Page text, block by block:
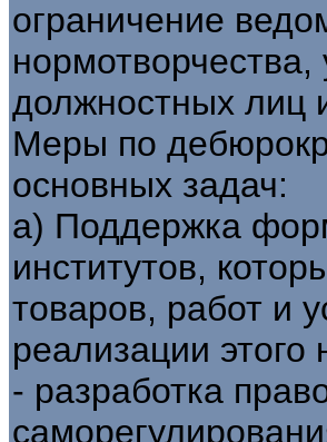
ограничение
должностных лиц
Меры по
основных задач:
а) Поддержка
институтов,
товаров, работ и
реализации
- разработка